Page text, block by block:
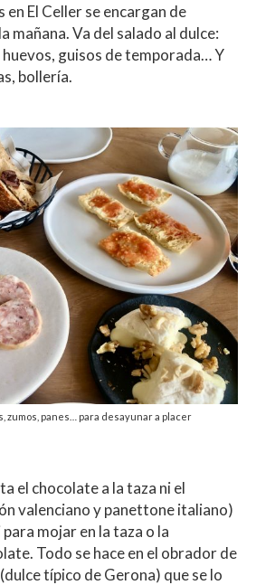
El Celler se encargan de
mañana. Va del salado al dulce:
guisos de temporada… Y
bollería.
zumos, panes… para desayunar a placer
el chocolate a la taza ni el
valenciano y panettone italiano)
mojar en la taza o la
Todo se hace en el obrador de
típico de Gerona) que se lo